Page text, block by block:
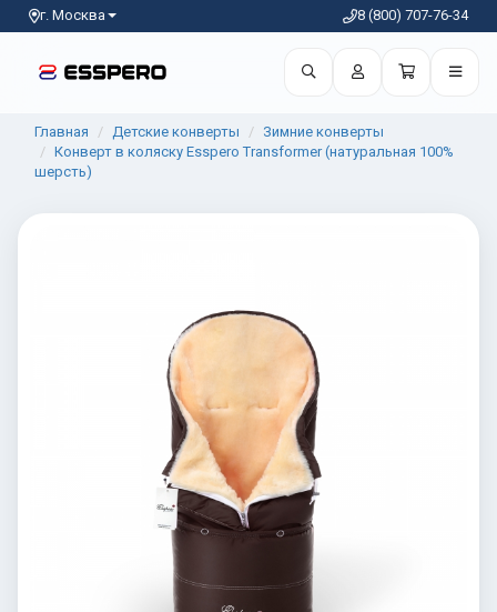
г. Москва 8 (800) 707-76-34
Главная Детские конверты
Зимние конверты
Конверт в коляску Esspero Transformer (натуральная 100%
шерсть)